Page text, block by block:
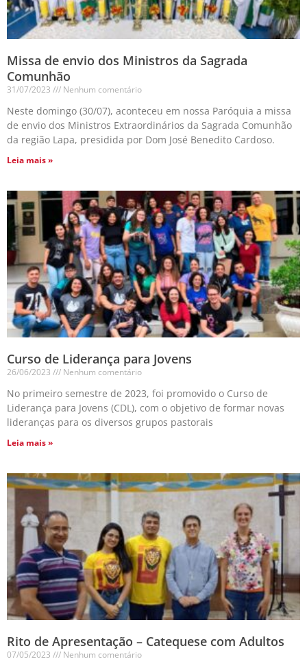
Missa de envio dos Ministros da Sagrada
Comunhão
31/07/2023 Nenhum comentário
Neste domingo (30/07), aconteceu em nossa Paróquia a missa
de envio dos Ministros Extraordinários da Sagrada Comunhão
da região Lapa, presidida por Dom José Benedito Cardoso.
Leia mais »
Curso de Liderança para Jovens
26/06/2023 Nenhum comentário
No primeiro semestre de 2023, foi promovido o Curso de
Liderança para Jovens (CDL), com o objetivo de formar novas
lideranças para os diversos grupos pastorais
Leia mais »
Rito de Apresentação – Catequese com Adultos
07/05/2023 Nenhum comentário